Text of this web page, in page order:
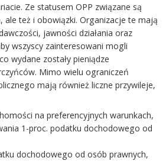
Ze statusem OPP związane są
ale też i obowiązki. Organizacje te mają
jawności działania oraz
wszyscy zainteresowani mogli
wydane zostały pieniądze
Mimo wielu ograniczeń
mają również liczne przywileje,
na preferencyjnych warunkach,
1-proc. podatku dochodowego od
dochodowego od osób prawnych,